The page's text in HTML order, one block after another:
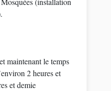
maintenant le temps
2 heures et
et demie